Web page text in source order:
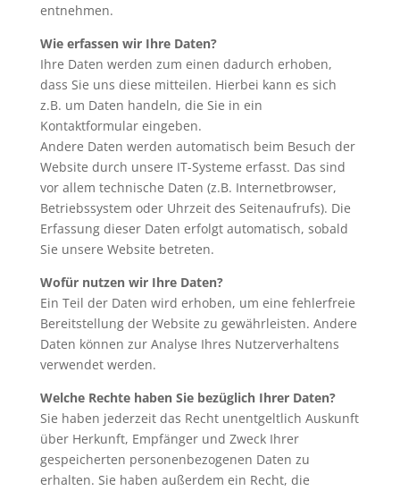
entnehmen.
Wie erfassen wir Ihre Daten?
Ihre Daten werden zum einen dadurch erhoben,
dass Sie uns diese mitteilen. Hierbei kann es sich
z.B. um Daten handeln, die Sie in ein
Kontaktformular eingeben.
Andere Daten werden automatisch beim Besuch der
Website durch unsere IT-Systeme erfasst. Das sind
vor allem technische Daten (z.B. Internetbrowser,
Betriebssystem oder Uhrzeit des Seitenaufrufs). Die
Erfassung dieser Daten erfolgt automatisch, sobald
Sie unsere Website betreten.
Wofür nutzen wir Ihre Daten?
Ein Teil der Daten wird erhoben, um eine fehlerfreie
Bereitstellung der Website zu gewährleisten. Andere
Daten können zur Analyse Ihres Nutzerverhaltens
verwendet werden.
Welche Rechte haben Sie bezüglich Ihrer Daten?
Sie haben jederzeit das Recht unentgeltlich Auskunft
über Herkunft, Empfänger und Zweck Ihrer
gespeicherten personenbezogenen Daten zu
erhalten. Sie haben außerdem ein Recht, die